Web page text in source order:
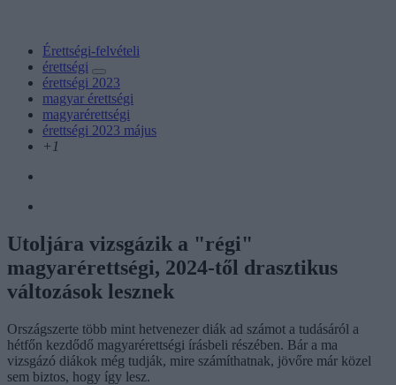
Érettségi-felvételi
érettségi
érettségi 2023
magyar érettségi
magyarérettségi
érettségi 2023 május
+1
Utoljára vizsgázik a "régi"
magyarérettségi, 2024-től drasztikus
változások lesznek
Országszerte több mint hetvenezer diák ad számot a tudásáról a
hétfőn kezdődő magyarérettségi írásbeli részében. Bár a ma
vizsgázó diákok még tudják, mire számíthatnak, jövőre már közel
sem biztos, hogy így lesz.